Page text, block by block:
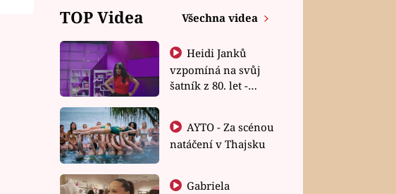
TOP Videa Všechna videa
Heidi Janků
vzpomíná na svůj
šatník z 80. let -
natáčení v Thajsku
Gabriela